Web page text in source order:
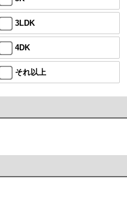
3LDK
4DK
それ以上